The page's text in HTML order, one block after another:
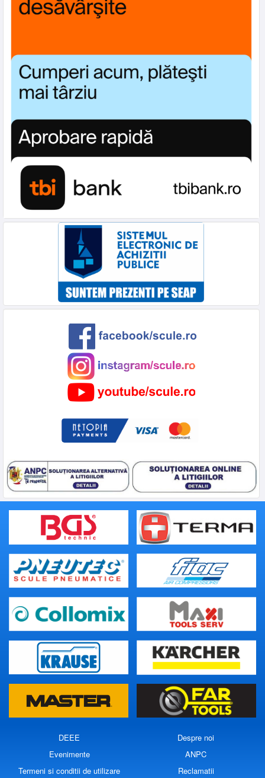
DEEE
Despre noi
Evenimente
ANPC
Termeni si conditii de utilizare
Reclamatii